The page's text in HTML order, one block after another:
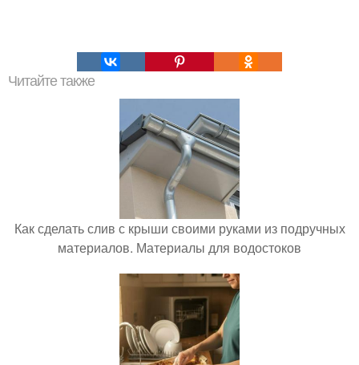
Читайте также
Как сделать слив с крыши своими руками из подручных
материалов. Материалы для водостоков